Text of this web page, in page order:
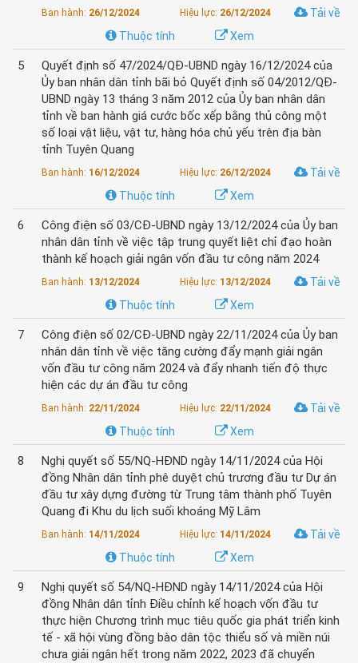
Ban hành: 26/12/2024 Hiệu lực: 26/12/2024
Tải về
Xem
Thuộc tính
5
Quyết định số 47/2024/QĐ-UBND ngày 16/12/2024 của
Ủy ban nhân dân tỉnh bãi bỏ Quyết định số 04/2012/QĐ-
UBND ngày 13 tháng 3 năm 2012 của Ủy ban nhân dân
tỉnh về ban hành giá cước bốc xếp bằng thủ công một
số loại vật liệu, vật tư, hàng hóa chủ yếu trên địa bàn
tỉnh Tuyên Quang
Ban hành: 16/12/2024 Hiệu lực: 26/12/2024
Tải về
Xem
Thuộc tính
6
Công điện số 03/CĐ-UBND ngày 13/12/2024 của Ủy ban
nhân dân tỉnh về việc tập trung quyết liệt chỉ đạo hoàn
thành kế hoạch giải ngân vốn đầu tư công năm 2024
Ban hành: 13/12/2024 Hiệu lực: 13/12/2024
Tải về
Xem
Thuộc tính
7
Công điện số 02/CĐ-UBND ngày 22/11/2024 của Ủy ban
nhân dân tỉnh về việc tăng cường đẩy mạnh giải ngân
vốn đầu tư công năm 2024 và đẩy nhanh tiến độ thực
hiện các dự án đầu tư công
Ban hành: 22/11/2024 Hiệu lực: 22/11/2024
Tải về
Xem
Thuộc tính
8
Nghị quyết số 55/NQ-HĐND ngày 14/11/2024 của Hội
đồng Nhân dân tỉnh phê duyệt chủ trương đầu tư Dự án
đầu tư xây dựng đường từ Trung tâm thành phố Tuyên
Quang đi Khu du lịch suối khoáng Mỹ Lâm
Ban hành: 14/11/2024 Hiệu lực: 14/11/2024
Tải về
Xem
Thuộc tính
9
Nghị quyết số 54/NQ-HĐND ngày 14/11/2024 của Hội
đồng Nhân dân tỉnh Điều chỉnh kế hoạch vốn đầu tư
thực hiện Chương trình mục tiêu quốc gia phát triển kinh
tế - xã hội vùng đồng bào dân tộc thiểu số và miền núi
chưa giải ngân hết trong năm 2022, 2023 đã chuyển